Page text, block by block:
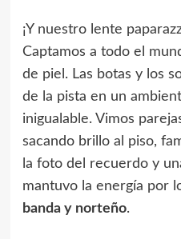
¡Y nuestro lente
Captamos a todo el
de piel. Las botas y los
de la pista en un
inigualable. Vimos
sacando brillo al piso,
la foto del recuerdo y
mantuvo la energía por
banda y norteño.